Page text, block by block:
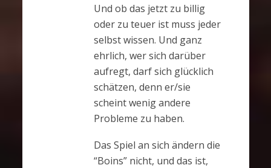
Und ob das jetzt zu billig
oder zu teuer ist muss jeder
selbst wissen. Und ganz
ehrlich, wer sich darüber
aufregt, darf sich glücklich
schätzen, denn er/sie
scheint wenig andere
Probleme zu haben.
Das Spiel an sich ändern die
“Boins” nicht, und das ist,